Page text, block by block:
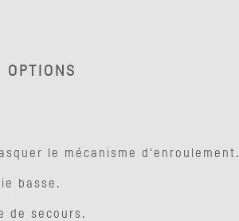
OPTIONS
le mécanisme d'enroulement.
basse.
de secours.